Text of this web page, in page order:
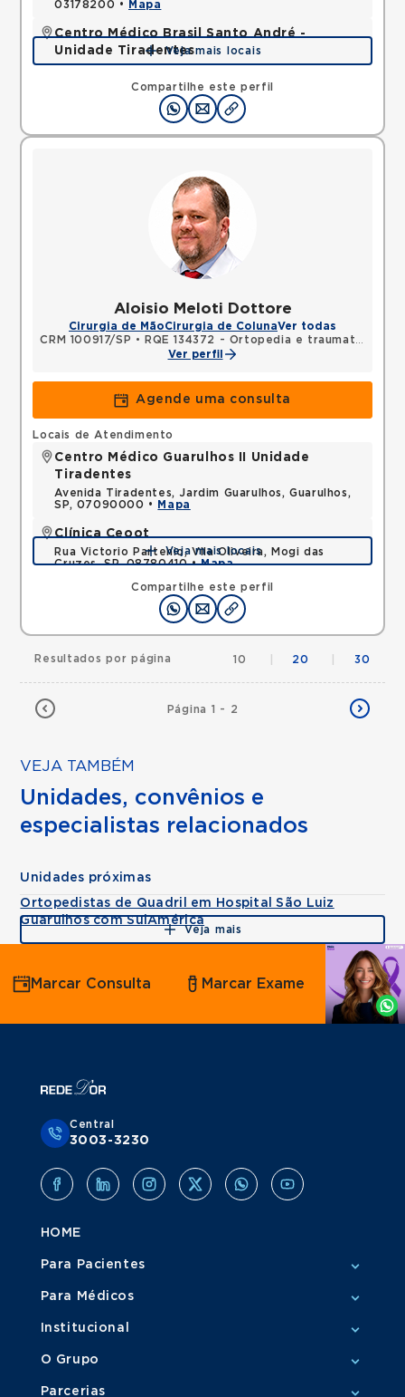
Compartilhe este perfil
03178200 •
Mapa
Centro Médico Brasil Santo André -
Unidade Tiradentes
Rua Tiradentes, Vila Dora, Santo Andre, SP,
09030560 •Mapa
Veja mais locais
Aloisio Meloti Dottore
Cirurgia de MãoCirurgia de ColunaVer todas
CRM 100917/SP •
RQE 134372 - Ortopedia e traumatologia
Ver perfil
Agende uma consulta
Compartilhe este perfil
Locais de Atendimento
Centro Médico Guarulhos II Unidade
Tiradentes
Avenida Tiradentes, Jardim Guarulhos, Guarulhos,
SP, 07090000 •
Mapa
Clínica Ceoot
Rua Victorio Partenio, Vila Oliveira, Mogi das
Cruzes, SP, 08780410 •Mapa
Veja mais locais
Página 1 - 2
Resultados por página 10 20 30
VEJA TAMBÉM
Unidades, convênios e
especialistas relacionados
Unidades próximas
Ortopedistas de Quadril em Hospital São Luiz
Guarulhos com SulAmérica
Veja mais
Agende
por
Whatsapp
Marcar Consulta Marcar Exame
Central
3003-3230
HOME
Para Pacientes
Para Médicos
Institucional
O Grupo
Parcerias